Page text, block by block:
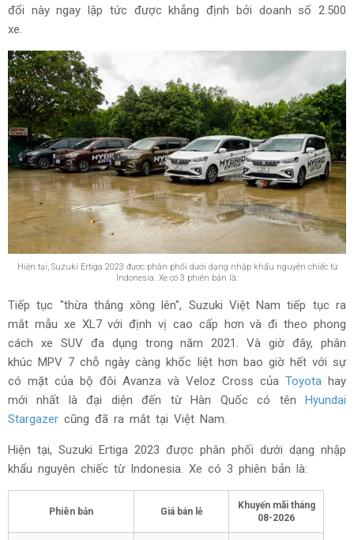
đổi này ngay lập tức được khẳng định bởi doanh số 2.500
xe.
Hiện tại, Suzuki Ertiga 2023 được phân phối dưới dạng nhập khẩu nguyên chiếc từ
Indonesia. Xe có 3 phiên bản là:
Tiếp tục "thừa thắng xông lên", Suzuki Việt Nam tiếp tục ra
mắt mẫu xe XL7 với định vị cao cấp hơn và đi theo phong
cách xe SUV đa dụng trong năm 2021. Và giờ đây, phân
khúc MPV 7 chỗ ngày càng khốc liệt hơn bao giờ hết với sự
có mặt của bộ đôi Avanza và Veloz Cross của Toyota hay
mới nhất là đại diện đến từ Hàn Quốc có tên Hyundai
Stargazer cũng đã ra mắt tại Việt Nam.
Hiện tại, Suzuki Ertiga 2023 được phân phối dưới dạng nhập
khẩu nguyên chiếc từ Indonesia. Xe có 3 phiên bản là:
Phiên bản Giá bán lẻ
Khuyến mãi tháng
08-2026